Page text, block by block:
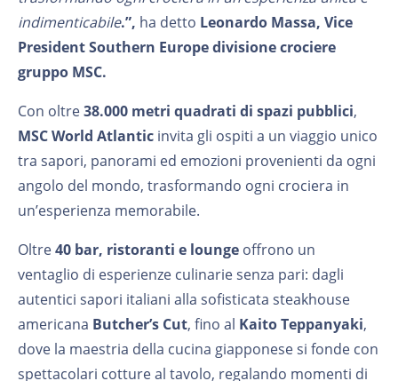
indimenticabile.”, ha detto Leonardo Massa, Vice
President Southern Europe divisione crociere
gruppo MSC.
Con oltre38.000 metri quadrati di spazi pubblici,
MSC World Atlantic invita gli ospiti a un viaggio unico
tra sapori, panorami ed emozioni provenienti da ogni
angolo del mondo, trasformando ogni crociera in
un’esperienza memorabile.
Oltre40 bar, ristoranti e lounge offrono un
ventaglio di esperienze culinarie senza pari: dagli
autentici sapori italiani alla sofisticata steakhouse
americana Butcher’s Cut, fino al Kaito Teppanyaki,
dove la maestria della cucina giapponese si fonde con
spettacolari cotture al tavolo, regalando momenti di